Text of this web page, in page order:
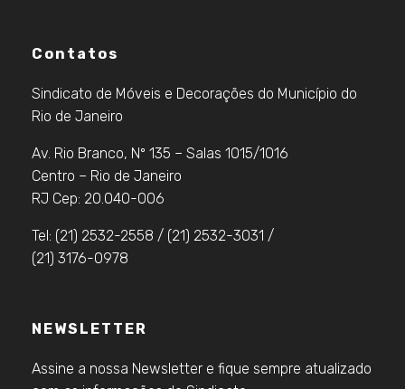
Contatos
Sindicato de Móveis e Decorações do Município do
Rio de Janeiro
Av. Rio Branco, Nº 135 – Salas 1015/1016
Centro – Rio de Janeiro
RJ Cep: 20.040-006
Tel: (21) 2532-2558 / (21) 2532-3031 /
(21) 3176-0978
NEWSLETTER
Assine a nossa Newsletter e fique sempre atualizado